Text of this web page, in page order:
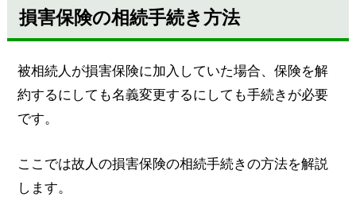
損害保険の相続手続き方法
被相続人が損害保険に加入していた場合、保険を解
約するにしても名義変更するにしても手続きが必要
です。
ここでは故人の損害保険の相続手続きの方法を解説
します。